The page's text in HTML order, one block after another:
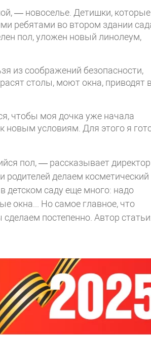
— новоселье. Детишки, которые
ребятами во втором здании
пол, уложен новый линолеум,
из соображений безопасности,
столы, моют окна, приводят в
чтобы моя дочка уже начала
новым условиям. Для этого я
пол, — рассказывает директор
делаем косметический
детском саду еще много: надо
окна... Но самое главное, что
сделаем постепенно. Автор